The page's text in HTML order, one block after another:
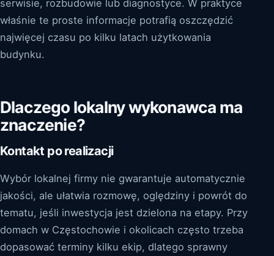
serwisie, rozbudowie lub diagnostyce. W praktyce
właśnie te proste informacje potrafią oszczędzić
najwięcej czasu po kilku latach użytkowania
budynku.
Dlaczego lokalny wykonawca ma
znaczenie?
Kontakt po realizacji
Wybór lokalnej firmy nie gwarantuje automatycznie
jakości, ale ułatwia rozmowę, oględziny i powrót do
tematu, jeśli inwestycja jest dzielona na etapy. Przy
domach w Częstochowie i okolicach często trzeba
dopasować terminy kilku ekip, dlatego sprawny